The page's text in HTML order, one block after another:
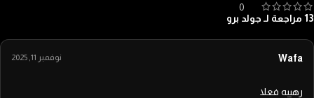
0
13 مراجعة لـ
جولد برو
Wafa نوفمبر 11, 2025
رهيبه فعلا